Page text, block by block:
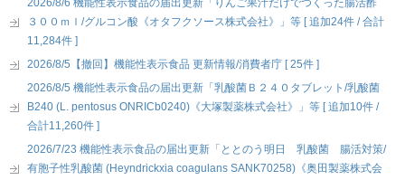
2026/8/6 機能性表示食品の届出更新「りんご果汁だけでつくった腸活酢
３００ｍｌ/グルコン酸《オタフクソース株式会社》」等 [ 追加24件 / 合計
11,284件 ]
2026/8/5【撤回】機能性表示食品 更新情報/消費者庁 [ 25件 ]
2026/8/5 機能性表示食品の届出更新「乳酸菌Ｂ２４０タブレット/乳酸菌
B240 (L. pentosus ONRICb0240)《大塚製薬株式会社》」等 [ 追加10件 /
合計11,260件 ]
2026/7/23 機能性表示食品の届出更新「ととのう明日 乳酸菌 腸活対策/
有胞子性乳酸菌 (Heyndrickxia coagulans SANK70258)《奥田製薬株式会